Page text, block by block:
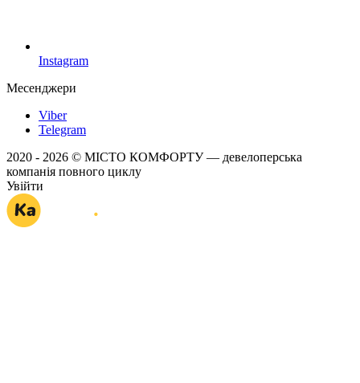
Instagram
Месенджери
Viber
Telegram
2020 - 2026 © МІСТО КОМФОРТУ — девелоперська
компанія повного циклу
Увійти